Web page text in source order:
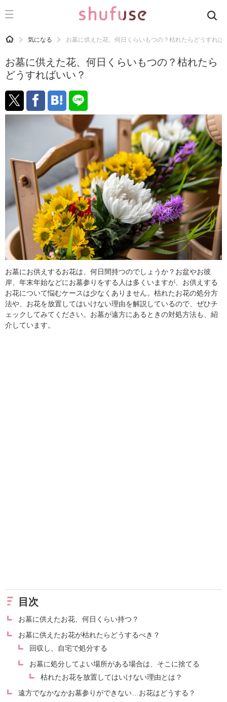
CATEGORY 記事カテゴリ
運気
洗濯
生活の知恵
マナー
趣味
食材辞典
おすすめ
HOME 気になる お墓に供えた花、何日くらいもつの？枯れたらどうすれば
お墓に供えた花、何日くらいもつの？枯れたら
どうすればいい？
お墓にお供えするお花は、何日間持つのでしょうか？お盆やお彼
岸、年末年始などにお墓参りをする人は多くいますが、お供えする
お花について悩むケースは少なくありません。枯れたお花の処分方
法や、お花を放置してはいけない理由を解説しているので、ぜひチ
ェックしてみてください。お墓が遠方にあるときの対処方法も、紹
介しています。
目次
お墓に供えたお花、何日くらい持つ？
お墓に供えたお花が枯れたらどうするべき？
回収し、自宅で処分する
お墓に処分してよい場所がある場合は、そこに捨てる
枯れたお花を放置してはいけない理由とは？
遠方でなかなかお墓参りができない…お花はどうする？